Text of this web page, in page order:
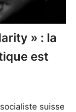
» : la
est
suisse